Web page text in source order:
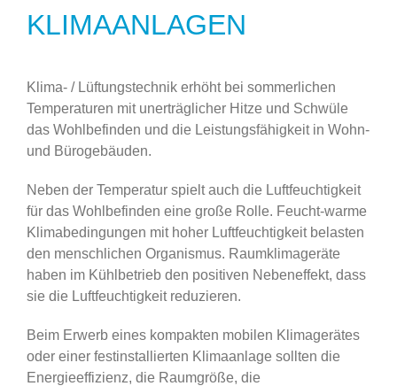
KLIMAANLAGEN
Klima- / Lüftungstechnik erhöht bei sommerlichen
Temperaturen mit unerträglicher Hitze und Schwüle
das Wohlbefinden und die Leistungsfähigkeit in Wohn-
und Bürogebäuden.
Neben der Temperatur spielt auch die Luftfeuchtigkeit
für das Wohlbefinden eine große Rolle. Feucht-warme
Klimabedingungen mit hoher Luftfeuchtigkeit belasten
den menschlichen Organismus. Raumklimageräte
haben im Kühlbetrieb den positiven Nebeneffekt, dass
sie die Luftfeuchtigkeit reduzieren.
Beim Erwerb eines kompakten mobilen Klimagerätes
oder einer festinstallierten Klimaanlage sollten die
Energieeffizienz, die Raumgröße, die